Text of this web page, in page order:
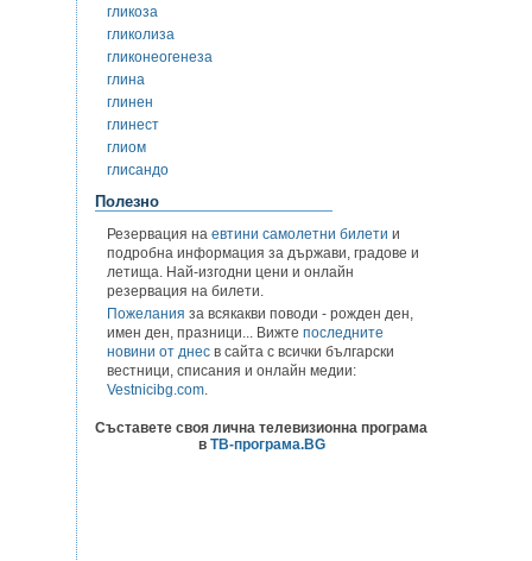
гликоза
гликолиза
гликонеогенеза
глина
глинен
глинест
глиом
глисандо
Полезно
Резервация на евтини самолетни билети и
подробна информация за държави, градове и
летища. Най-изгодни цени и онлайн
резервация на билети.
Пожелания за всякакви поводи - рожден ден,
имен ден, празници... Вижте последните
новини от днес в сайта с всички български
вестници, списания и онлайн медии:
Vestnicibg.com.
Съставете своя лична телевизионна програма
в ТВ-програма.BG